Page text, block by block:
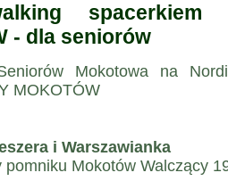
spacerkiem
- dla seniorów
Mokotowa na
MOKOTÓW
i Warszawianka
pomniku Mokotów Walczący